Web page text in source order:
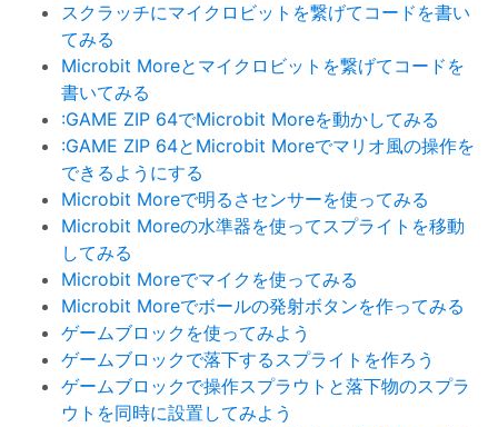
スクラッチにマイクロビットを繋げてコードを書い
てみる
Microbit Moreとマイクロビットを繋げてコードを
書いてみる
:GAME ZIP 64でMicrobit Moreを動かしてみる
:GAME ZIP 64とMicrobit Moreでマリオ風の操作を
できるようにする
Microbit Moreで明るさセンサーを使ってみる
Microbit Moreの水準器を使ってスプライトを移動
してみる
Microbit Moreでマイクを使ってみる
Microbit Moreでボールの発射ボタンを作ってみる
ゲームブロックを使ってみよう
ゲームブロックで落下するスプライトを作ろう
ゲームブロックで操作スプラウトと落下物のスプラ
ウトを同時に設置してみよう